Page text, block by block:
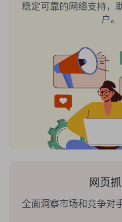
稳定可靠的网络支持，
户。
网页
全面洞察市场和竞争对